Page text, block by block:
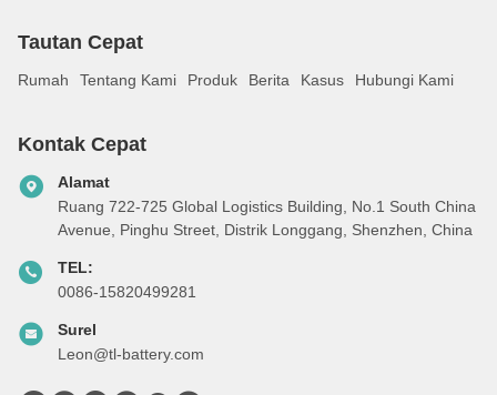
Tautan Cepat
Rumah Tentang Kami Produk Berita Kasus Hubungi Kami
Kontak Cepat
Alamat
Ruang 722-725 Global Logistics Building, No.1 South China
Avenue, Pinghu Street, Distrik Longgang, Shenzhen, China
TEL:
0086-15820499281
Surel
Leon@tl-battery.com